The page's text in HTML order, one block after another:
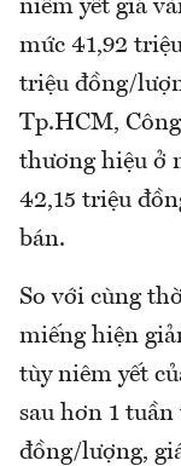
niêm yết giá
mức 41,92
triệu đồng/
Tp.HCM,
thương hiệu ở
42,15 triệu
bán.
So với cùng
miếng hiện
tùy niêm yết
sau hơn 1
đồng/lượng,